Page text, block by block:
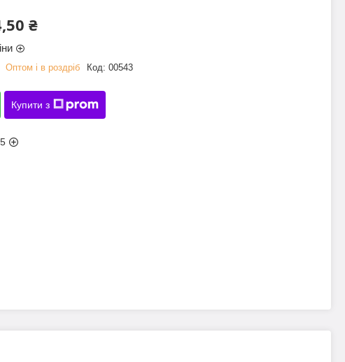
₴
Оптом і в роздріб Код: 00543
Купити з